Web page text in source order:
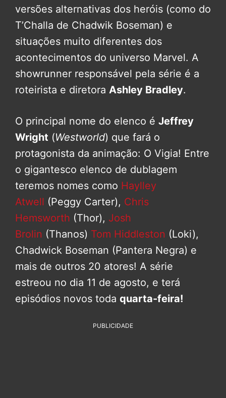
versões alternativas dos heróis (como do
T’Challa de Chadwik Boseman) e
situações muito diferentes dos
acontecimentos do universo Marvel. A
showrunner responsável pela série é a
roteirista e diretora Ashley Bradley.
O principal nome do elenco é Jeffrey
Wright (Westworld) que fará o
protagonista da animação: O Vigia! Entre
o gigantesco elenco de dublagem
teremos nomes como Haylley
Atwell (Peggy Carter), Chris
Hemsworth (Thor), Josh
Brolin (Thanos) Tom Hiddleston (Loki),
Chadwick Boseman (Pantera Negra) e
mais de outros 20 atores! A série
estreou no dia 11 de agosto, e terá
episódios novos toda quarta-feira!
PUBLICIDADE